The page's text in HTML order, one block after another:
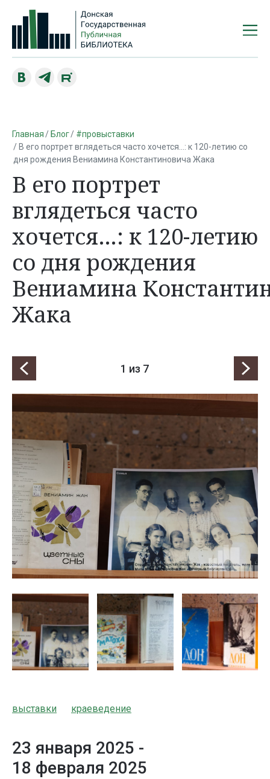
Главная Блог
#провыставки
В его портрет вглядеться часто хочется…: к 120-летию со
дня рождения Вениамина Константиновича Жака
В его портрет
вглядеться часто
хочется…: к 120-летию
со дня рождения
Вениамина
Жака
1 из 7
выставки краеведение
23 января 2025 -
18 февраля 2025